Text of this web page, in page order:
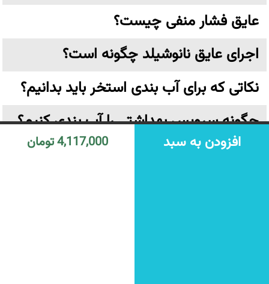
4,117,000 تومان افزودن به سبد
عایق فشار منفی چیست؟
اجرای عایق نانوشیلد چگونه است؟
نکاتی که برای آب بندی استخر باید بدانیم؟
چگونه سرویس بهداشتی را آب بندی کنیم؟
از چه عایقی استفاده کنیم؟